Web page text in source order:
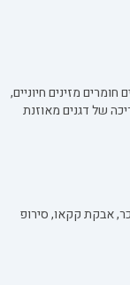
מזינים חיוניים,
של דגנים מאוזנת
סוכר, אבקת קקאו, סירופ